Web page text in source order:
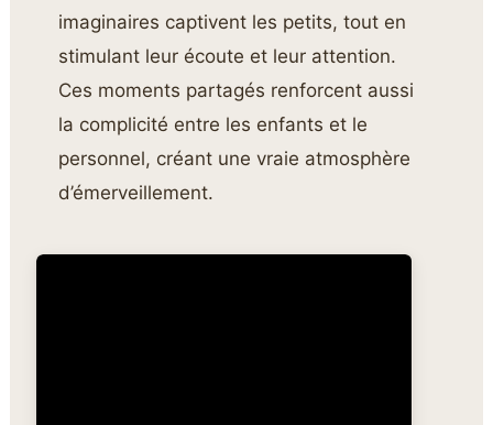
imaginaires captivent les petits, tout en
stimulant leur écoute et leur attention.
Ces moments partagés renforcent aussi
la complicité entre les enfants et le
personnel, créant une vraie atmosphère
d’émerveillement.